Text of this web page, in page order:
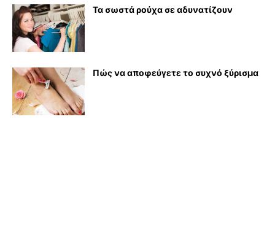
Τα σωστά ρούχα σε αδυνατίζουν
Πώς να αποφεύγετε το συχνό ξύρισμα